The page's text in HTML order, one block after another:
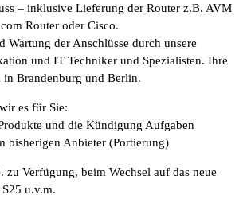
– inklusive Lieferung der Router z.B. AVM
Router oder Cisco.
Wartung der Anschlüsse durch unsere
und IT Techniker und Spezialisten. Ihre
in Brandenburg und Berlin.
es für Sie:
und die Kündigung Aufgaben
bisherigen Anbieter (Portierung)
zu Verfügung, beim Wechsel auf das neue
u.v.m.